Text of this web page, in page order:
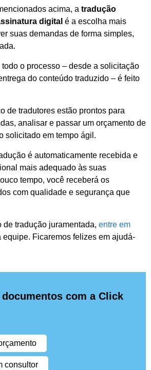
acima, a tradução
digital é a escolha mais
suas demandas de forma simples,
o processo – desde a solicitação
do conteúdo traduzido – é feito
de tradutores estão prontos para
analisar e passar um orçamento de
solicitado em tempo ágil.
é automaticamente recebida e
mais adequado às suas
tempo, você receberá os
com qualidade e segurança que
de tradução juramentada, entre em
equipe. Ficaremos felizes em ajudá-
documentos com a Click
consultor